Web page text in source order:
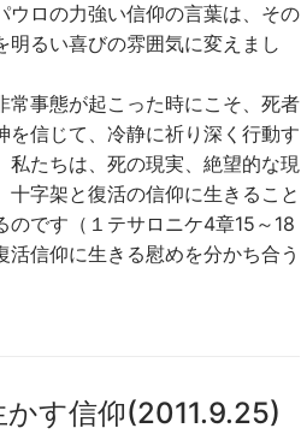
ウロの力強い信仰の言葉は、その
明るい喜びの雰囲気に変えまし
常事態が起こった時にこそ、死者
を信じて、冷静に祈り深く行動す
私たちは、死の現実、絶望的な現
十字架と復活の信仰に生きること
のです（１テサロニケ4章15～18
信仰に生きる慰めを分かち合う
す信仰(2011.9.25)